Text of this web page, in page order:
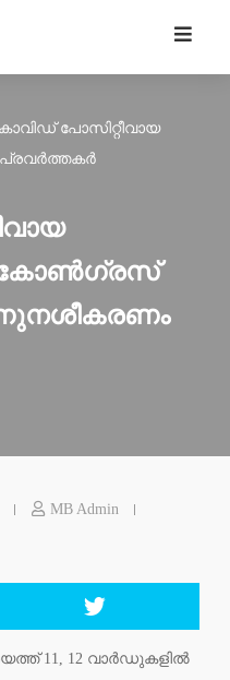
പോസിറ്റീവായ
കോണ്‍ഗ്രസ്
MB Admin
11, 12 വാര്‍ഡുകളില്‍